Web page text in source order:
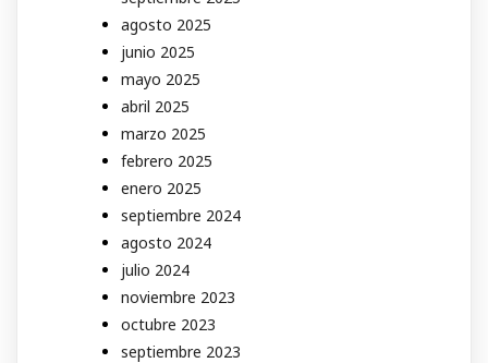
agosto 2025
junio 2025
mayo 2025
abril 2025
marzo 2025
febrero 2025
enero 2025
septiembre 2024
agosto 2024
julio 2024
noviembre 2023
octubre 2023
septiembre 2023